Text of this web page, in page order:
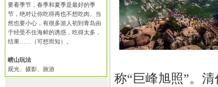
要看季节，春季和夏季是最好的季
节，绝对让你吃得再也不想吃肉。当
然也要小心，有很多游人初到青岛由
于经受不住海鲜的诱惑，吃得太多，
结果……（可想而知）。
崂山玩法
观光、摄影、旅游
称“巨峰旭照”。